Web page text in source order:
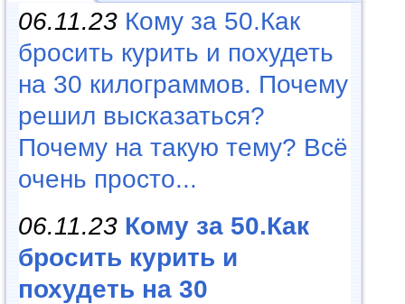
06.11.23 Кому за 50.Как
бросить курить и похудеть
на 30 килограммов. Почему
решил высказаться?
Почему на такую тему? Всё
очень просто...
06.11.23 Кому за 50.Как
бросить курить и
похудеть на 30